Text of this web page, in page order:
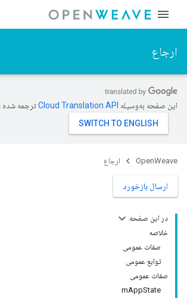
ارجاع
این صفحه به‌وسیله ترجمه شده
OpenWeave ارجاع
ارسال بازخورد
در این صفحه
خلاصه
صفات عمومی
توابع عمومی
صفات عمومی
mAppState